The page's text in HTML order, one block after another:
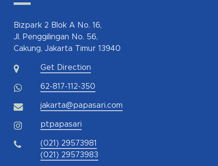
Bizpark 2 Blok A No. 16,
Jl. Penggilingan No. 56,
Cakung, Jakarta Timur 13940
Get Direction
62-817-112-350
jakarta@papasari.com
ptpapasari
(021) 29573981
(021) 29573983